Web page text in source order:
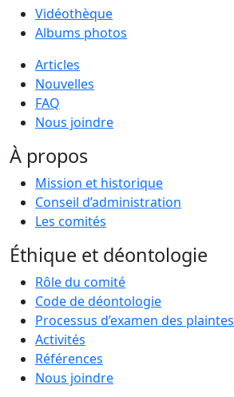
Vidéothèque
Albums photos
Articles
Nouvelles
FAQ
Nous joindre
À propos
Mission et historique
Conseil d’administration
Les comités
Éthique et déontologie
Rôle du comité
Code de déontologie
Processus d’examen des plaintes
Activités
Références
Nous joindre